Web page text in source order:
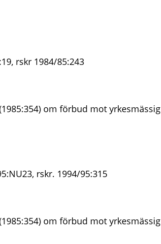
rskr 1984/85:243
om förbud mot yrkesmässig
rskr. 1994/95:315
om förbud mot yrkesmässig